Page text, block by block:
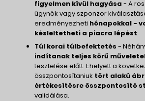
figyelmen kívül hagyása - A
ügynök vagy szponzor
eredményezheti hónapokkal -
késleltetheti a piacra lépést.
Túl korai túlbefektetés -
indítanak teljes körű
tesztelése előtt. Ehelyett a
összpontosítaniuk tört alakú
értékesítésre összpontosító
validálása.